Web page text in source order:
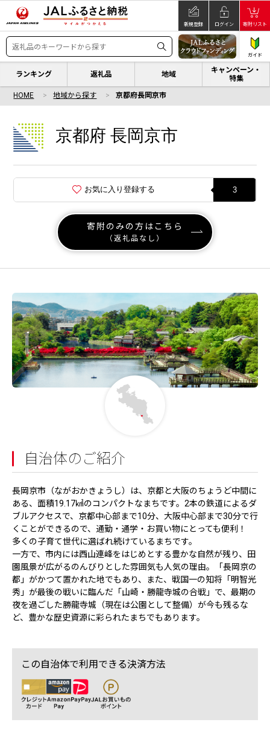
新規登録 ログイン 寄附リスト
ガイド
ランキング 返礼品 地域
キャンペーン・
特集
HOME 地域から探す 京都府長岡京市
京都府 長岡京市
お気に入り登録する 3
寄附のみの方はこちら
（返礼品なし）
自治体のご紹介
長岡京市（ながおかきょうし）は、京都と大阪のちょうど中間に
ある、面積19.17㎢のコンパクトなまちです。2本の鉄道によるダ
ブルアクセスで、京都中心部まで10分、大阪中心部まで30分で行
くことができるので、通勤・通学・お買い物にとっても便利！
多くの子育て世代に選ばれ続けているまちです。
一方で、市内には西山連峰をはじめとする豊かな自然が残り、田
園風景が広がるのんびりとした雰囲気も人気の理由。「長岡京の
都」がかつて置かれた地でもあり、また、戦国一の知将「明智光
秀」が最後の戦いに臨んだ「山崎・勝龍寺城の合戦」で、最期の
夜を過ごした勝龍寺城（現在は公園として整備）が今も残るな
ど、豊かな歴史資源に彩られたまちでもあります。
この自治体で利用できる決済方法